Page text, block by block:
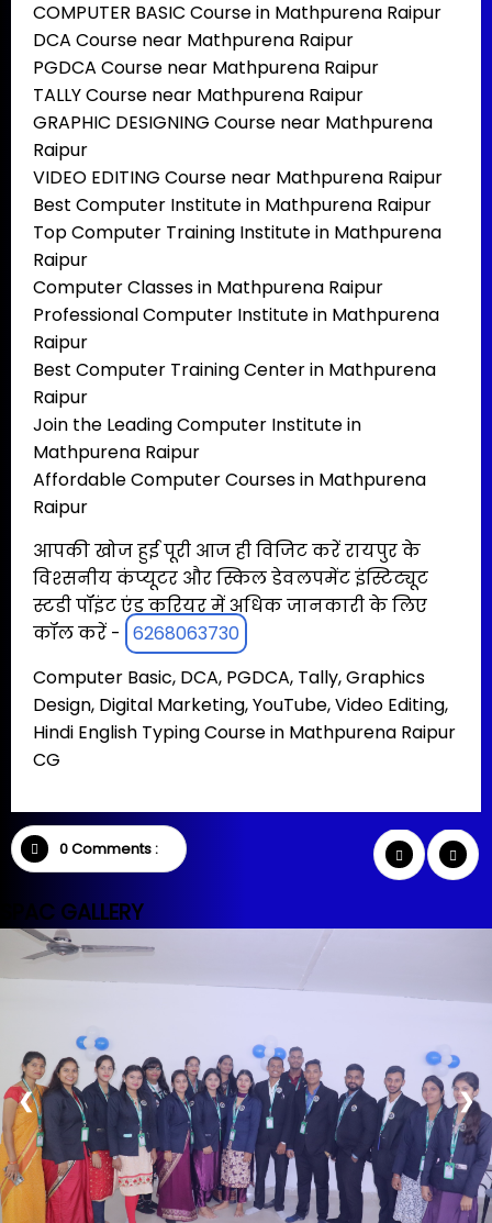
COMPUTER BASIC Course in Mathpurena Raipur
DCA Course near Mathpurena Raipur
PGDCA Course near Mathpurena Raipur
TALLY Course near Mathpurena Raipur
GRAPHIC DESIGNING Course near Mathpurena
Raipur
VIDEO EDITING Course near Mathpurena Raipur
Best Computer Institute in Mathpurena Raipur
Top Computer Training Institute in Mathpurena
Raipur
Computer Classes in Mathpurena Raipur
Professional Computer Institute in Mathpurena
Raipur
Best Computer Training Center in Mathpurena
Raipur
Join the Leading Computer Institute in
Mathpurena Raipur
Affordable Computer Courses in Mathpurena
Raipur
आपकी खोज हुई पूरी आज ही विजिट करें रायपुर के
विश्सनीय कंप्यूटर और स्किल डेवलपमेंट इंस्टिट्यूट
स्टडी पॉइंट एंड करियर में अधिक जानकारी के लिए
कॉल करें - 6268063730
Computer Basic, DCA, PGDCA, Tally, Graphics
Design, Digital Marketing, YouTube, Video Editing,
Hindi English Typing Course in Mathpurena Raipur
CG
0 Comments :
SPAC GALLERY
❮ ❯